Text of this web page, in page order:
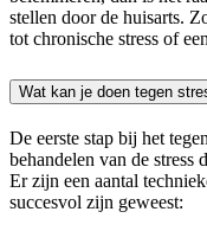
stellen door de huisarts.
tot chronische stress of
Wat kan je doen tegen
De eerste stap bij het
behandelen van de stress
Er zijn een aantal
succesvol zijn geweest: